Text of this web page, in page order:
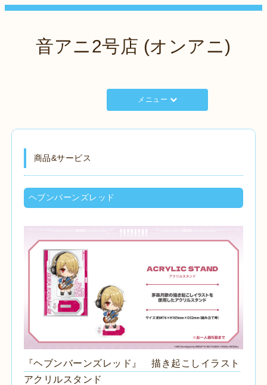
音アニ2号店 (オンアニ)
メニュー
商品&サービス
ヘブンバーンズレッド
『ヘブンバーンズレッド』 描き起こしイラスト
アクリルスタンド